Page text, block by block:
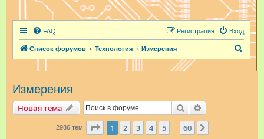
FAQ Вход
Регистрация
Список форумов Технология Измерения
Измерения
Новая тема Поиск
2986 тем Страница из 60
1 2 3 4 5 60